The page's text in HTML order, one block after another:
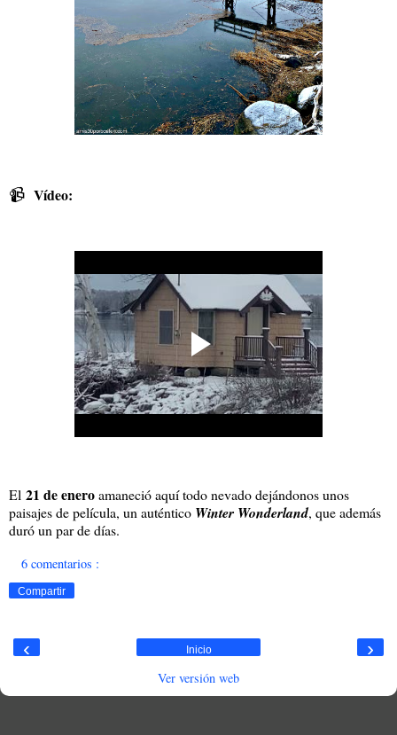
📹 Vídeo:
El 21 de eneroamaneció aquí todo nevado dejándonos unos
paisajes de película, un auténtico Winter Wonderland, que además
duró un par de días.
6 comentarios :
Compartir
‹ ›
Inicio
Ver versión web